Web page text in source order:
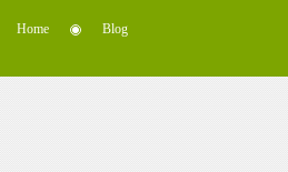
Home Blog